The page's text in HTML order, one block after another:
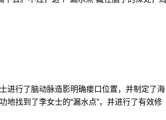
行了脑动脉造影明确瘘口位置，并制定了海
地找到了李女士的“漏水点”，并进行了有效修